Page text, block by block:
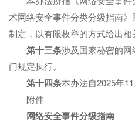
术网络安全事件分类分级指南》
制定，以有限枚举的方式给出相
第十三条涉及国家秘密的
门规定执行。
第十四条本办法自2025年11
附件
网络安全事件分级指南